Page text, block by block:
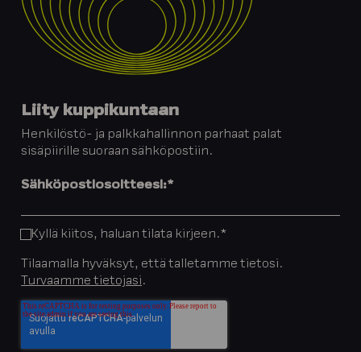
Liity kuppikuntaan
Henkilöstö- ja palkkahallinnon parhaat palat
sisäpiirille suoraan sähköpostiin.
Sähköpostiosoitteesi:*
Kyllä kiitos, haluan tilata kirjeen.*
Tilaamalla hyväksyt, että talletamme tietosi.
Turvaamme tietojasi .